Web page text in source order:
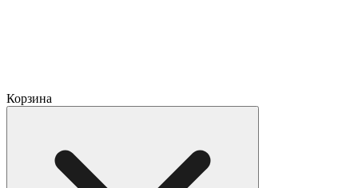
Корзина